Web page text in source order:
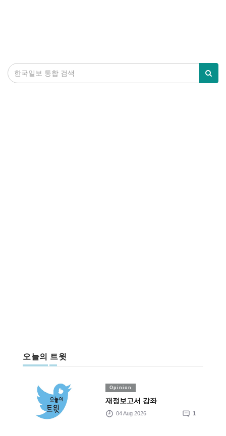
오늘의 트윗
Opinion
재정보고서 강좌
04 Aug 2026 1